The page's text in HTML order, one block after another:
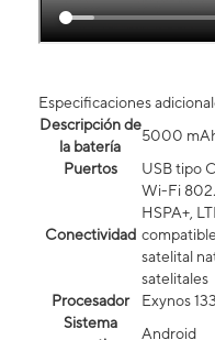
Especificaciones
Descripción de
la batería
5000
Puertos
USB tipo C
Conectividad
Wi-Fi
HSPA+,
satelital
satelitales
Procesador
Exynos
Sistema
Android